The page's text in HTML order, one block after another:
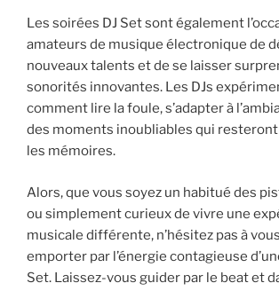
Les soirées DJ Set sont également
amateurs de musique électronique de
nouveaux talents et de se laisser
sonorités innovantes. Les DJs
comment lire la foule, s’adapter à
des moments inoubliables qui resteront
les mémoires.
Alors, que vous soyez un habitué des
ou simplement curieux de vivre une
musicale différente, n’hésitez pas à
emporter par l’énergie contagieuse
Set. Laissez-vous guider par le beat et